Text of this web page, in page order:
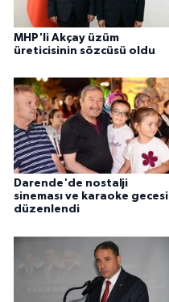
MHP'li Akçay üzüm
üreticisinin sözcüsü oldu
Darende'de nostalji
sineması ve karaoke gecesi
düzenlendi